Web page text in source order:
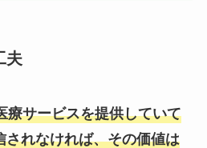
夫
療サービスを提供していて
されなければ、その価値は